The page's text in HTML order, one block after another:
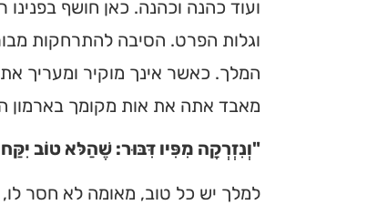
ועוד כהנה וכהנה. כאן חושף
וגלות הפרט. הסיבה להתרחקות
המלך. כאשר אינך מוקיר ומעריך
מאבד אתה את אות מקומך בארמון
"וְנִזְרְקָה מִפִּיו דִּבּוּר: שֶׁהַלּא טוֹב
למלך יש כל טוב, מאומה לא חסר